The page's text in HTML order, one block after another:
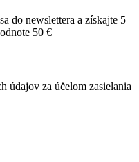
do newslettera a získajte 5
50 €
údajov za účelom zasielania